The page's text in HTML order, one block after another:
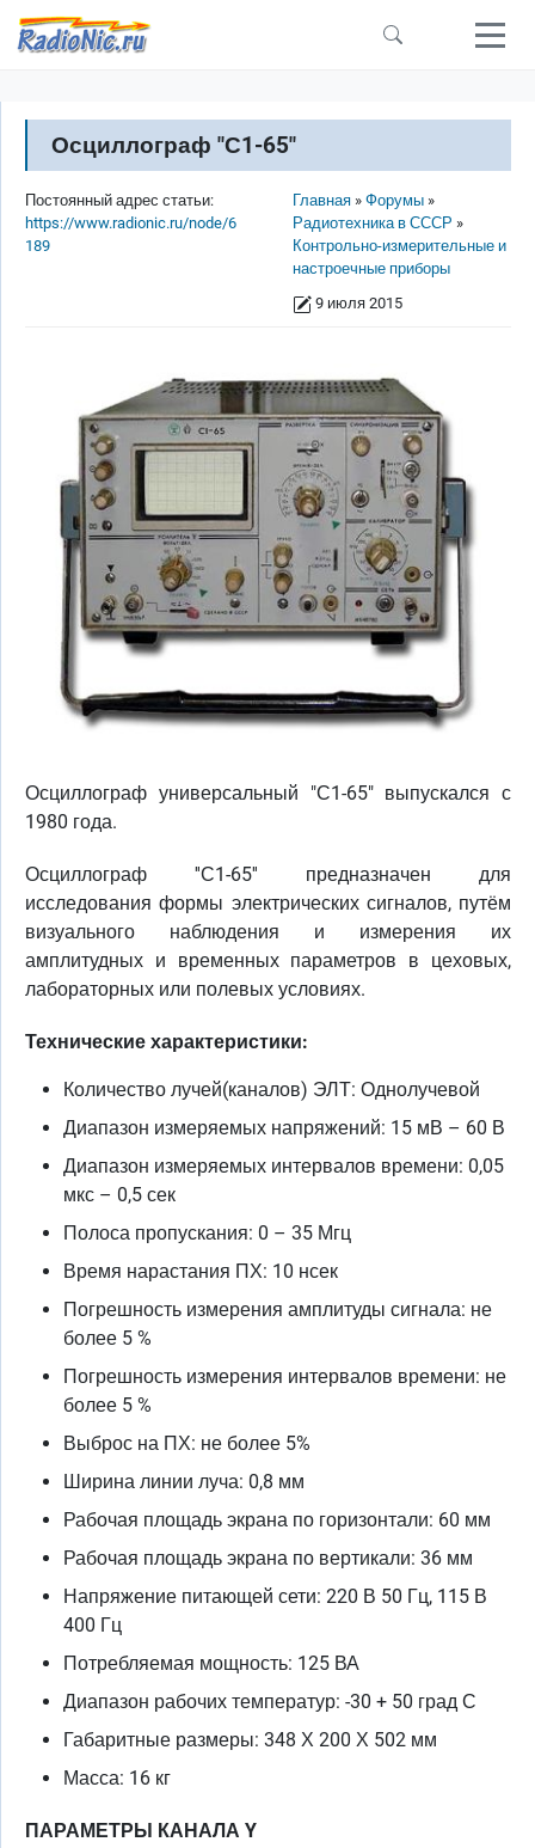
Перейти к основному содержанию
Осциллограф "С1-65"
Строка навигации
Главная
Форумы
Радиотехника в СССР
Контрольно-измерительные и
настроечные приборы
9 июля 2015
Постоянный адрес статьи:
https://www.radionic.ru/node/6
189
Осциллограф универсальный "С1-65" выпускался с
1980 года.
Осциллограф ''С1-65'' предназначен для
исследования формы электрических сигналов, путём
визуального наблюдения и измерения их
амплитудных и временных параметров в цеховых,
лабораторных или полевых условиях.
Технические характеристики:
Количество лучей(каналов) ЭЛТ: Однолучевой
Диапазон измеряемых напряжений: 15 мВ – 60 В
Диапазон измеряемых интервалов времени: 0,05
мкс – 0,5 сек
Полоса пропускания: 0 – 35 Мгц
Время нарастания ПХ: 10 нсек
Погрешность измерения амплитуды сигнала: не
более 5 %
Погрешность измерения интервалов времени: не
более 5 %
Выброс на ПХ: не более 5%
Ширина линии луча: 0,8 мм
Рабочая площадь экрана по горизонтали: 60 мм
Рабочая площадь экрана по вертикали: 36 мм
Напряжение питающей сети: 220 В 50 Гц, 115 В
400 Гц
Потребляемая мощность: 125 ВА
Диапазон рабочих температур: -30 + 50 град С
Габаритные размеры: 348 Х 200 Х 502 мм
Масса: 16 кг
ПАРАМЕТРЫ КАНАЛА Y